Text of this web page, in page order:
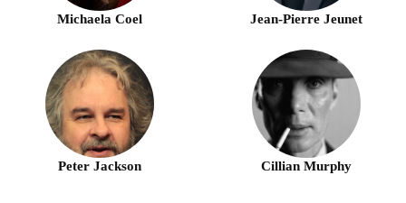
Michaela Coel Jean-Pierre Jeunet
Peter Jackson Cillian Murphy